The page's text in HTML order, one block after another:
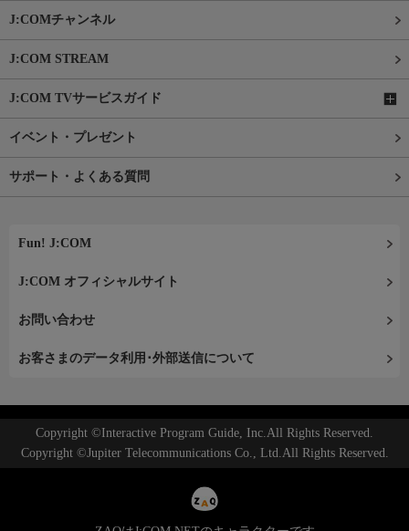
J:COMチャンネル
J:COM STREAM
J:COM TVサービスガイド
イベント・プレゼント
サポート・よくある質問
Fun! J:COM
J:COM オフィシャルサイト
お問い合わせ
お客さまのデータ利用･外部送信について
Copyright ©Interactive Program Guide, Inc.All Rights Reserved.
Copyright ©Jupiter Telecommunications Co., Ltd.All Rights Reserved.